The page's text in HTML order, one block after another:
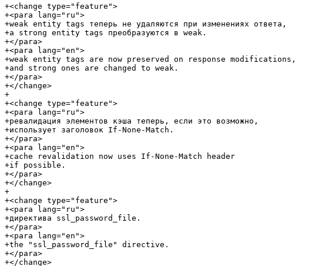
+<change type="feature">
+<para lang="ru">
+weak entity tags теперь не удаляются при изменениях ответа,
+а strong entity tags преобразуются в weak.
+</para>
+<para lang="en">
+weak entity tags are now preserved on response modifications,
+and strong ones are changed to weak.
+</para>
+</change>
+
+<change type="feature">
+<para lang="ru">
+ревалидация элементов кэша теперь, если это возможно,
+использует заголовок If-None-Match.
+</para>
+<para lang="en">
+cache revalidation now uses If-None-Match header
+if possible.
+</para>
+</change>
+
+<change type="feature">
+<para lang="ru">
+директива ssl_password_file.
+</para>
+<para lang="en">
+the "ssl_password_file" directive.
+</para>
+</change>